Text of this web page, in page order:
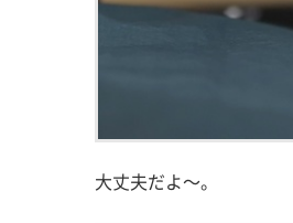
大丈夫だよ～。